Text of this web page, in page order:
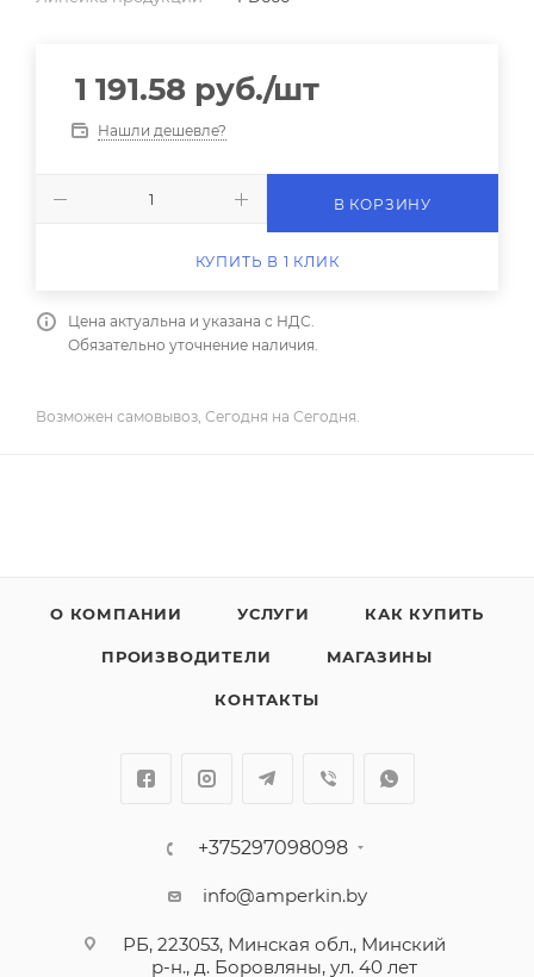
1 191.58 руб./шт
Нашли дешевле?
В КОРЗИНУ
КУПИТЬ В 1 КЛИК
Цена актуальна и указана с НДС.
Обязательно уточнение наличия.
Возможен самовывоз, Сегодня на Сегодня.
О КОМПАНИИ УСЛУГИ КАК КУПИТЬ
ПРОИЗВОДИТЕЛИ МАГАЗИНЫ
КОНТАКТЫ
+375297098098
info@amperkin.by
РБ, 223053, Минская обл., Минский
р-н., д. Боровляны, ул. 40 лет